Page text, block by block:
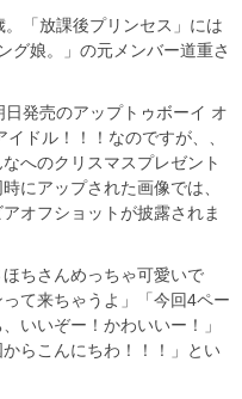
「放課後プリンセス」には
グ娘。」の元メンバー道重さ
発売のアップトゥボーイ オ
ドル！！！なのですが、、
へのクリスマスプレゼント
にアップされた画像では、
オフショットが披露されま
ちさんめっちゃ可愛いで
て来ちゃうよ」「今回4ペー
いいぞー！かわいいー！」
らこんにちわ！！！」とい